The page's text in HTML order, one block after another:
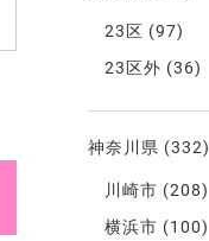
23区 (97)
23区外 (36)
神奈川県 (332)
川崎市 (208)
横浜市 (100)